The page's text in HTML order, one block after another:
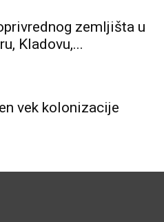
zemljišta u
Kladovu,...
vek kolonizacije